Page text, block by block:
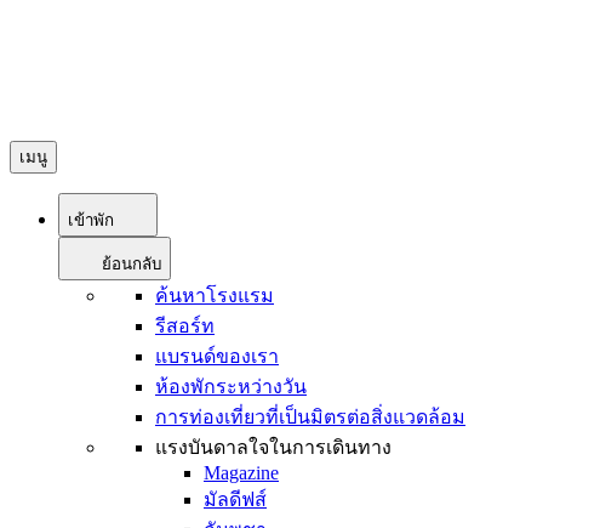
เมนู
เข้าพัก
ย้อนกลับ
ค้นหาโรงแรม
รีสอร์ท
แบรนด์ของเรา
ห้องพักระหว่างวัน
การท่องเที่ยวที่เป็นมิตรต่อสิ่งแวดล้อม
แรงบันดาลใจในการเดินทาง
Magazine
มัลดีฟส์